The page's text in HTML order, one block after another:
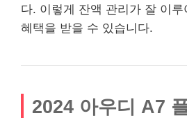
다. 이렇게 잔액 관리가 잘 이루
혜택을 받을 수 있습니다.
2024 아우디 A7